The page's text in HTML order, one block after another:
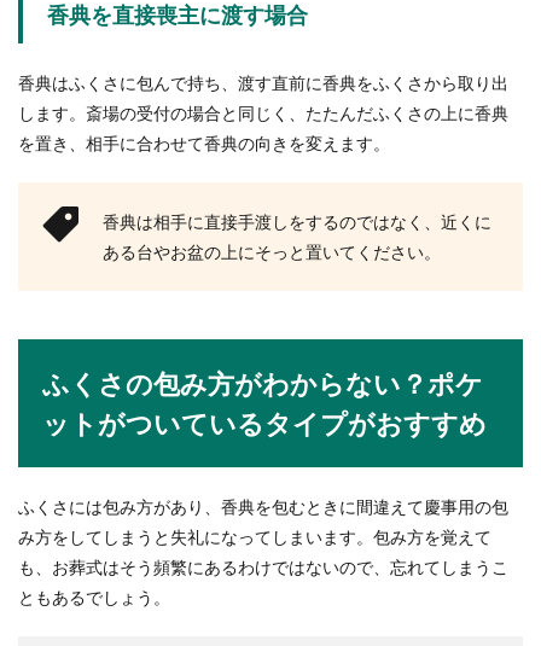
香典を直接喪主に渡す場合
香典はふくさに包んで持ち、渡す直前に香典をふくさから取り出
します。斎場の受付の場合と同じく、たたんだふくさの上に香典
を置き、相手に合わせて香典の向きを変えます。
香典は相手に直接手渡しをするのではなく、近くに
ある台やお盆の上にそっと置いてください。
ふくさの包み方がわからない？ポケ
ットがついているタイプがおすすめ
ふくさには包み方があり、香典を包むときに間違えて慶事用の包
み方をしてしまうと失礼になってしまいます。包み方を覚えて
も、お葬式はそう頻繁にあるわけではないので、忘れてしまうこ
ともあるでしょう。